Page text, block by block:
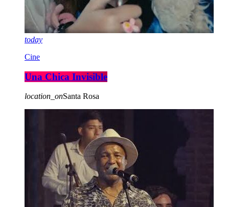
today
Cine
Una Chica Invisible
location_onSanta Rosa